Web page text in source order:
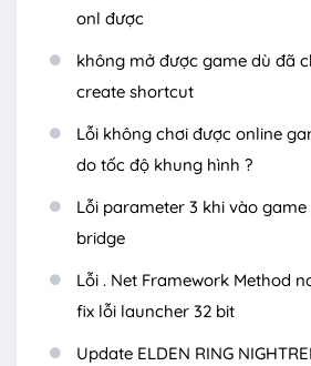
onl được
không mở được game dù đã
create shortcut
Lỗi không chơi được online
do tốc độ khung hình ?
Lỗi parameter 3 khi vào
bridge
Lỗi . Net Framework Method
fix lỗi launcher 32 bit
Update ELDEN RING